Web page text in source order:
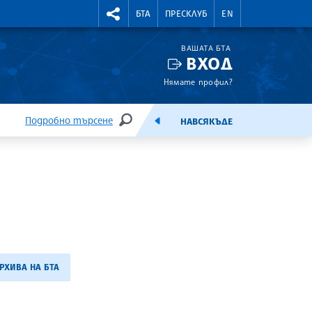
КУРСОВЕ RIGHTMENU.SOCIAL
БТА ПРЕСКЛУБ EN
ВАШАТА БТА
ВХОД
Нямате профил?
Подробно търсене
ТЪРСЕНЕЕМИСИЯНАВСЯКЪДЕ
НА БТА